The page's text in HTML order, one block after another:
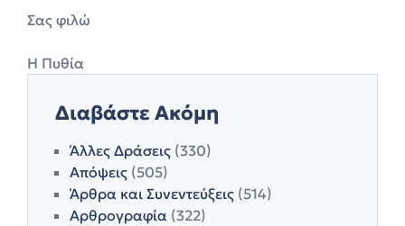
Σας φιλώ
Η Πυθία
Διαβάστε Ακόμη
Άλλες Δράσεις (330)
Απόψεις (505)
Άρθρα και Συνεντεύξεις (514)
Αρθρογραφία (322)